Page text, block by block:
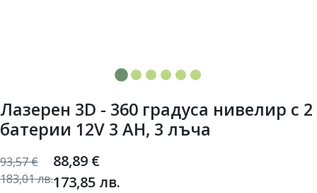
Лазерен 3D - 360 градуса нивелир с 2
батерии 12V 3 AH, 3 лъча
88,89 €
173,85 лв.
93,57€
183,01лв.